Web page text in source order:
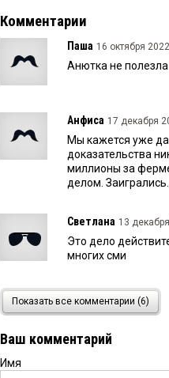
Комментарии
Паша 16 октября
Анютка не
Анфиса 17 декабря
Мы кажется уже
доказательства
миллионы за
делом.
Светлана 13
Это дело
многих сми
кранты 13 декабря
Ай да, умница, ай
областные
Артем 13 декабря
Показать все комментарии (6)
Ваш комментарий
Имя